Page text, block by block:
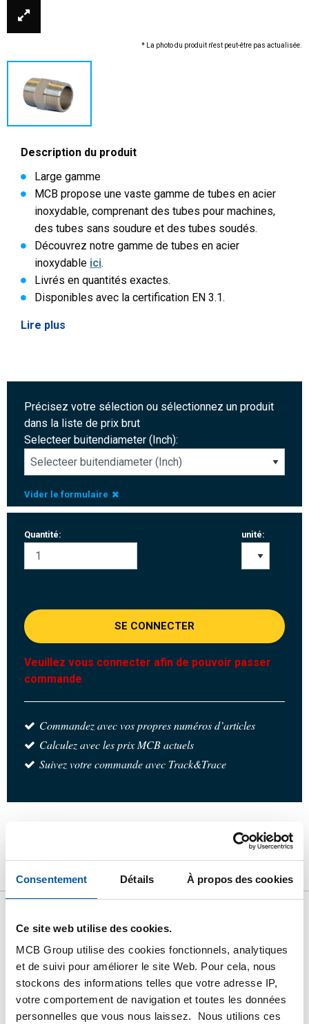
Consentement Détails À propos des cookies
Ce site web utilise des cookies.
MCB Group utilise des cookies fonctionnels, analytiques
et de suivi pour améliorer le site Web. Pour cela, nous
stockons des informations telles que votre adresse IP,
votre comportement de navigation et toutes les données
personnelles que vous nous laissez. Nous utilions ces
* La photo du produit n'est peut-être pas actualisée.
Description du produit
Large gamme
MCB propose une vaste gamme de tubes en acier
inoxydable, comprenant des tubes pour machines,
des tubes sans soudure et des tubes soudés.
Découvrez notre gamme de tubes en acier
inoxydable ici.
Livrés en quantités exactes.
Disponibles avec la certification EN 3.1.
Lire plus
Précisez votre sélection ou sélectionnez un produit
dans la liste de prix brut
Selecteer buitendiameter (Inch):
Vider le formulaire
Quantité: unité:
SE CONNECTER
Veuillez vous connecter afin de pouvoir passer
commande
Commandez avec vos propres numéros d’articles
Calculez avec les prix MCB actuels
Suivez votre commande avec Track&Trace
Liste de prix brut
Téléchargements Caractéristiques
Liste de prix bruts: 316L
hexagon nipple NPT 3000#
Prix en euro par 1 Pièces